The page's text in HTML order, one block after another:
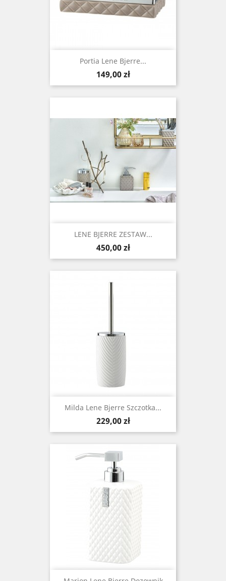
Portia Lene Bjerre...
Cena
149,00 zł
LENE BJERRE ZESTAW...
Cena
450,00 zł
Milda Lene Bjerre Szczotka...
Cena
229,00 zł